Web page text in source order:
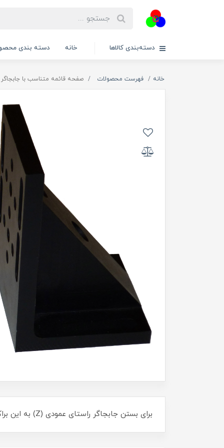
دسته‌بندی کالاها خانه دسته بندی
خانه فهرست محصولات صفحه قائمه متناسب با جابجاگر X
برای بستن جابجاگر راستای عمودی (Z) به این براکت نیاز داریم.